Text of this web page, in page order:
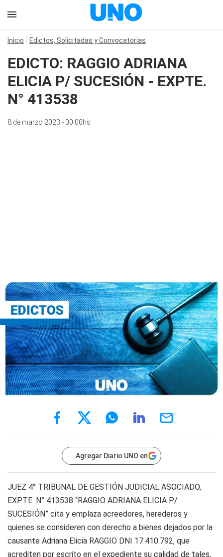
Inicio Edictos, Solicitadas y Convocatorias
EDICTO: RAGGIO ADRIANA
ELICIA P/ SUCESIÓN - EXPTE.
N° 413538
8 de marzo 2023 - 00:00hs
Agregar Diario UNO en
JUEZ 4° TRIBUNAL DE GESTIÓN JUDICIAL ASOCIADO,
EXPTE. N° 413538 “RAGGIO ADRIANA ELICIA P/
SUCESIÓN” cita y emplaza acreedores, herederos y
quienes se consideren con derecho a bienes dejados por la
causante Adriana Elicia RAGGIO DNI 17.410.792, que
acrediten por escrito en el expediente su calidad de tales,